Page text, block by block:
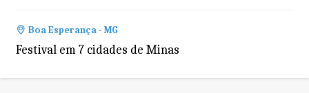
Boa Esperança - MG
Festival em 7 cidades de Minas